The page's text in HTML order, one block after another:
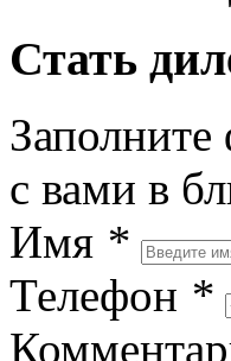
Стать
с вами в
Имя *
Телефон *